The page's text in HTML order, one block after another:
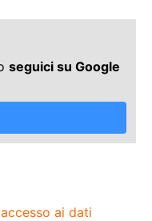
seguici su Google
ai dati